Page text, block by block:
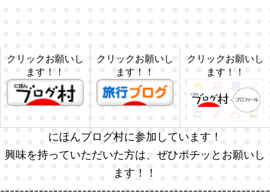
クリックお願いし
ます！！
クリックお願いし
ます！！
クリックお願いし
ます！！
にほんブログ村に参加しています！
興味を持っていただいた方は、ぜひポチッとお願いし
ます！！
--------------------------------------------------------